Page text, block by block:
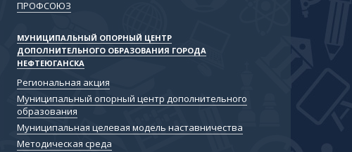
ПРОФСОЮЗ
МУНИЦИПАЛЬНЫЙ ОПОРНЫЙ ЦЕНТР
ДОПОЛНИТЕЛЬНОГО ОБРАЗОВАНИЯ ГОРОДА
НЕФТЕЮГАНСКА
Региональная акция
Муниципальный опорный центр дополнительного
образования
Муниципальная целевая модель наставничества
Методическая среда